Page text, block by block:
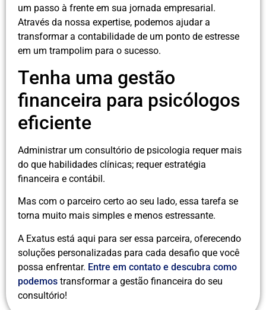
um passo à frente em sua jornada empresarial.
Através da nossa expertise, podemos ajudar a
transformar a contabilidade de um ponto de estresse
em um trampolim para o sucesso.
Tenha uma gestão
financeira para psicólogos
eficiente
Administrar um consultório de psicologia requer mais
do que habilidades clínicas; requer estratégia
financeira e contábil.
Mas com o parceiro certo ao seu lado, essa tarefa se
torna muito mais simples e menos estressante.
A Exatus está aqui para ser essa parceira, oferecendo
soluções personalizadas para cada desafio que você
possa enfrentar. Entre em contato e descubra como
podemos transformar a gestão financeira do seu
consultório!